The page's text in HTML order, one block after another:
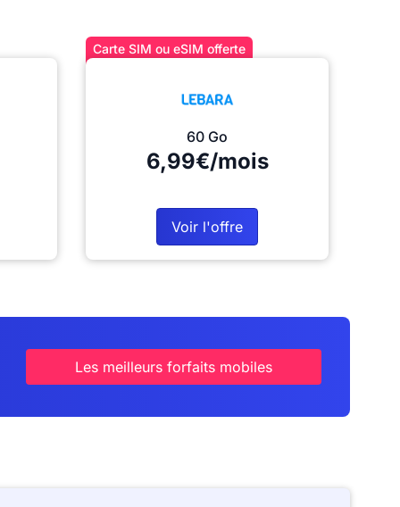
Carte SIM ou eSIM offerte
60 Go
6,99€/mois
Voir l'offre
Les meilleurs forfaits mobiles